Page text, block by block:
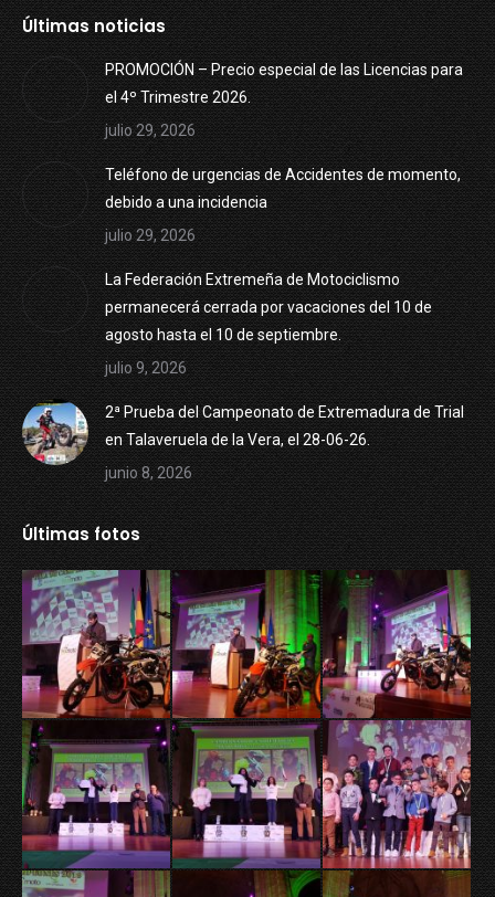
Últimas noticias
PROMOCIÓN – Precio especial de las Licencias para
el 4º Trimestre 2026.
julio 29, 2026
Teléfono de urgencias de Accidentes de momento,
debido a una incidencia
julio 29, 2026
La Federación Extremeña de Motociclismo
permanecerá cerrada por vacaciones del 10 de
agosto hasta el 10 de septiembre.
julio 9, 2026
2ª Prueba del Campeonato de Extremadura de Trial
en Talaveruela de la Vera, el 28-06-26.
junio 8, 2026
Últimas fotos